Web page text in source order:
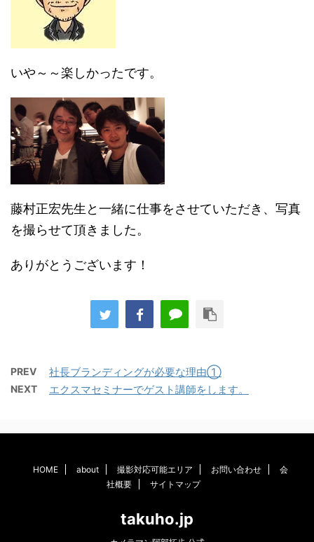
いや～～楽しかったです。
藤村正宏先生と一緒に仕事をさせていただき、写真
を撮らせて頂きました。
ありがとうございます！
PREV 社長ブランディングが必要な理由①
NEXT エクスマセミナーでゲスト講師をします。
HOME about 撮影対応可能エリア お問い合わせ
会
社概要
サイトマップ
takuho.jp